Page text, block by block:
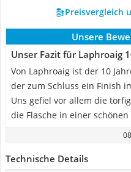
Preisvergleich
Unsere
Unser Fazit für Laphroaig
Von Laphroaig ist der 10
der zum Schluss ein Finish
Uns gefiel vor allem die
die Flasche in einer
Technische Details